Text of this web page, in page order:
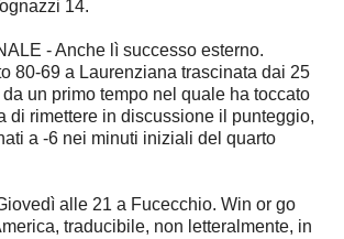
14.
- Anche lì successo esterno.
80-69 a Laurenziana trascinata dai 25
un primo tempo nel quale ha toccato
di rimettere in discussione il punteggio,
a -6 nei minuti iniziali del quarto
alle 21 a Fucecchio. Win or go
traducibile, non letteralmente, in